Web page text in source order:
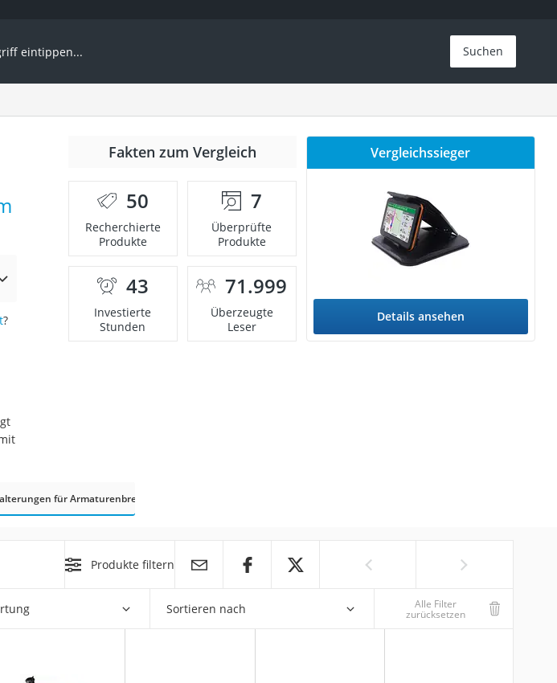
Suchen
?
Fakten zum Vergleich
50
Recherchierte
Produkte
7
Überprüfte
Produkte
43
Investierte
Stunden
71.999
Überzeugte
Leser
Vergleichssieger
Details ansehen
für Armaturenbrett
Produkte filtern
Sortieren nach Alle Filter
zurücksetzen